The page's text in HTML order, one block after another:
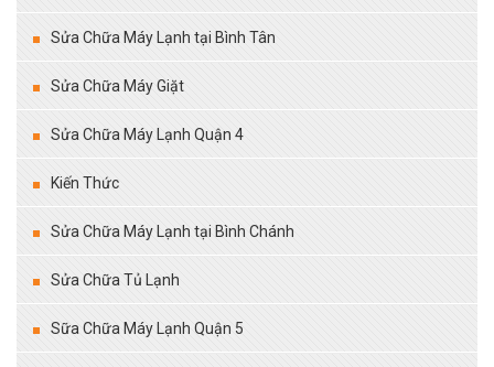
Sửa Chữa Máy Lạnh tại Bình Tân
Sửa Chữa Máy Giặt
Sửa Chữa Máy Lạnh Quận 4
Kiến Thức
Sửa Chữa Máy Lạnh tại Bình Chánh
Sửa Chữa Tủ Lạnh
Sữa Chữa Máy Lạnh Quận 5